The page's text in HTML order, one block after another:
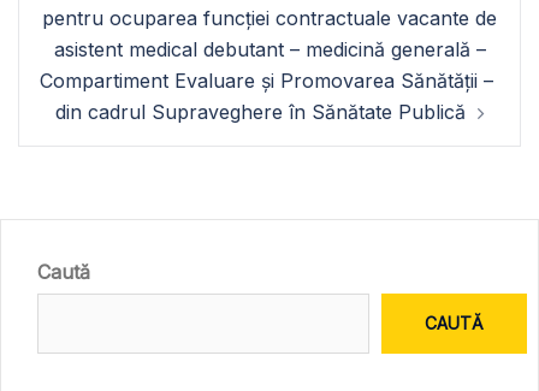
pentru ocuparea funcției contractuale vacante de
asistent medical debutant – medicină generală –
Compartiment Evaluare și Promovarea Sănătății –
din cadrul Supraveghere în Sănătate Publică
Caută
CAUTĂ